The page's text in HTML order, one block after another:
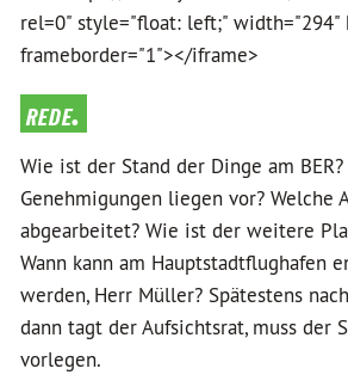
rel=0" style="float: left;" width="294"
frameborder="1"></iframe>
rede.
Wie ist der Stand der Dinge am BER?
Genehmigungen liegen vor? Welche
abgearbeitet? Wie ist der weitere
Wann kann am Hauptstadtflughafen
werden, Herr Müller? Spätestens
dann tagt der Aufsichtsrat, muss der
vorlegen.